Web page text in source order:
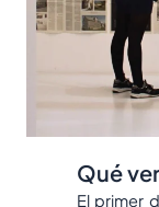
Qué
El primer